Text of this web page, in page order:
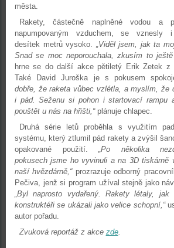
města.
Rakety, částečně naplněné vodou a
napumpovaným vzduchem, se vznesly
desítek metrů vysoko. „Viděl jsem, jak ta
Snad se moc neporouchala, zkusím to ještě
hrne se do další akce pětiletý Erik Zetek z
Také David Juroška je s pokusem
dobře, že raketa vůbec vzlétla, a myslím, že
i pád. Seženu si pohon i startovací rampu
pouštět u nás na hřišti,“ plánuje chlapec.
Druhá série letů proběhla s využitím
systému, který ztlumil pád rakety a zvýšil
opakované použití.„Po několika
pokusech jsme ho vyvinuli a na 3D tiskárně
naší hvězdárně,“ prozrazuje odborný
Pečiva, jenž si program užíval stejně jako
„Byl naprosto vydařený. Rakety létaly, jak
konstruktéři se ukázali jako velice schopní,“
autor pořadu.
Zvuková reportáž z akce zde.